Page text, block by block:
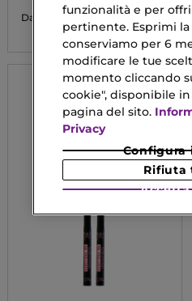
Da 5,48 €funzionalità e per
pertinente. Esprimi la
conserviamo per 6
modificare le tue
momento cliccando
cookie", disponibile
pagina del sito.
Privacy
Configura
Rifiuta